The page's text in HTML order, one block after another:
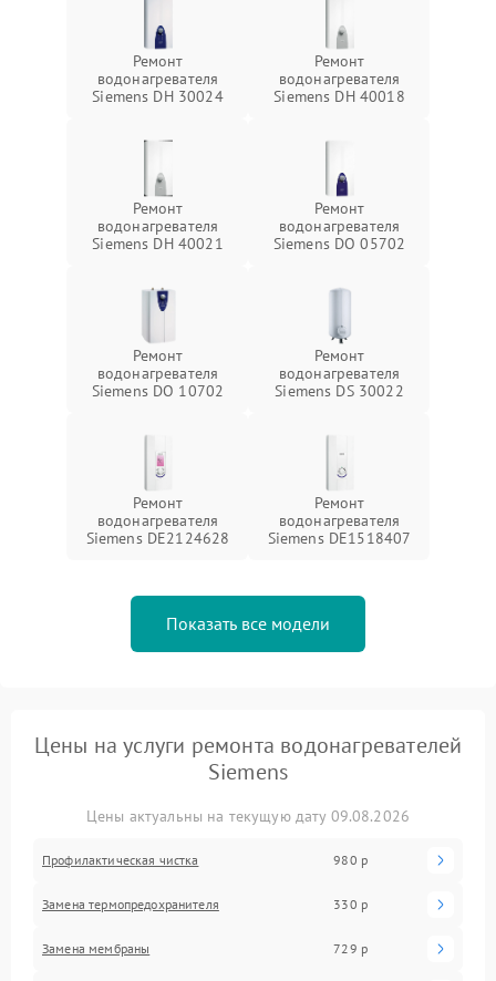
Ремонт
водонагревателя
Siemens DH 30024
Ремонт
водонагревателя
Siemens DH 40018
Ремонт
водонагревателя
Siemens DH 40021
Ремонт
водонагревателя
Siemens DO 05702
Ремонт
водонагревателя
Siemens DO 10702
Ремонт
водонагревателя
Siemens DS 30022
Ремонт
водонагревателя
Siemens DE2124628
Ремонт
водонагревателя
Siemens DE1518407
Показать все модели
Цены на услуги ремонта водонагревателей
Siemens
Цены актуальны на текущую дату 09.08.2026
Профилактическая чистка 980 р
Замена термопредохранителя 330 р
Замена мембраны 729 р